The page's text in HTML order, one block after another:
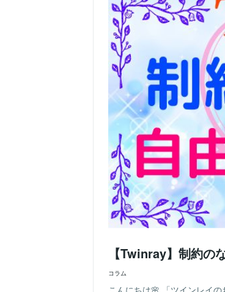
【Twinray】制約の
コラム
こんにちは🌸 「ツインレイ